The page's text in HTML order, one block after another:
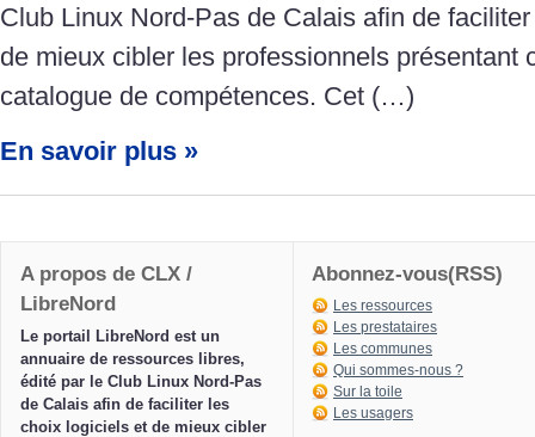
Club Linux Nord-Pas de Calais afin de
de mieux cibler les professionnels présentant
catalogue de compétences. Cet (…)
En savoir plus »
A propos de CLX /
LibreNord
Le portail LibreNord est un
annuaire de ressources libres,
édité par le Club Linux Nord-Pas
de Calais afin de faciliter les
choix logiciels et de mieux cibler
Abonnez-vous(RSS)
Les ressources
Les prestataires
Les communes
Qui sommes-nous ?
Sur la toile
Les usagers